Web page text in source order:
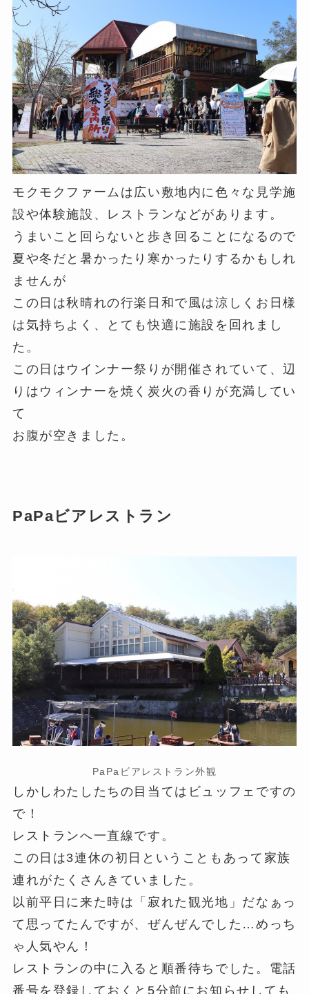
モクモクファームは広い敷地内に色々な見学施
設や体験施設、レストランなどがあります。
うまいこと回らないと歩き回ることになるので
夏や冬だと暑かったり寒かったりするかもしれ
ませんが
この日は秋晴れの行楽日和で風は涼しくお日様
は気持ちよく、とても快適に施設を回れまし
た。
この日はウインナー祭りが開催されていて、辺
りはウィンナーを焼く炭火の香りが充満してい
て
お腹が空きました。
PaPaビアレストラン
PaPaビアレストラン外観
しかしわたしたちの目当てはビュッフェですの
で！
レストランへ一直線です。
この日は3連休の初日ということもあって家族
連れがたくさんきていました。
以前平日に来た時は「寂れた観光地」だなぁっ
て思ってたんですが、ぜんぜんでした…めっち
ゃ人気やん！
レストランの中に入ると順番待ちでした。電話
番号を登録しておくと5分前にお知らせしても